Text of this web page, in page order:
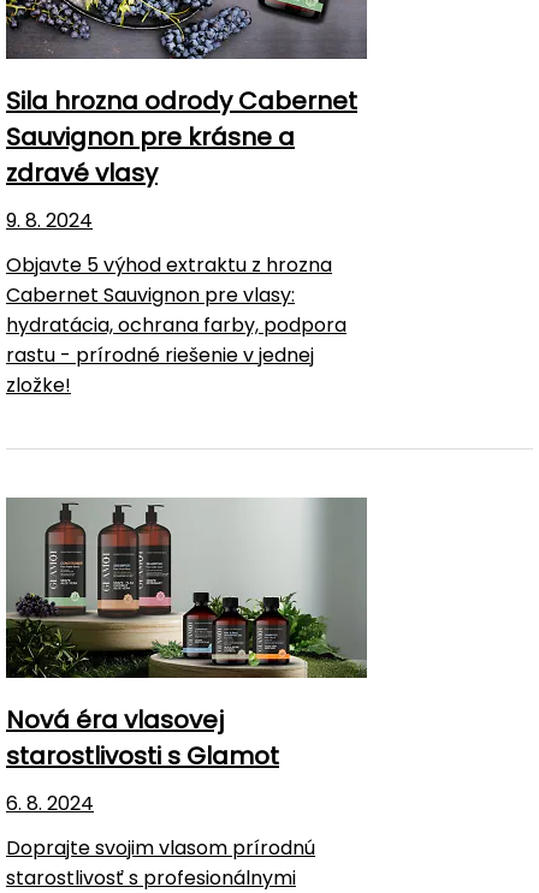
Sila hrozna odrody Cabernet
Sauvignon pre krásne a
zdravé vlasy
9. 8. 2024
Objavte 5 výhod extraktu z hrozna
Cabernet Sauvignon pre vlasy:
hydratácia, ochrana farby, podpora
rastu - prírodné riešenie v jednej
zložke!
Nová éra vlasovej
starostlivosti s Glamot
6. 8. 2024
Doprajte svojim vlasom prírodnú
starostlivosť s profesionálnymi